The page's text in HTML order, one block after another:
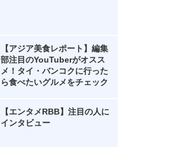
【アジア美食レポート】編集
部注目のYouTuberがオスス
メ！タイ・バンコクに行った
ら食べたいグルメをチェック
【エンタメRBB】注目の人に
インタビュー